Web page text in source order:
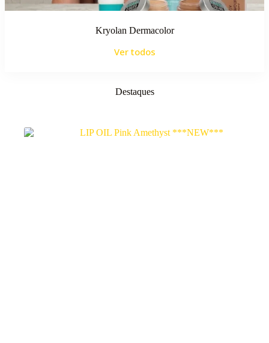
Kryolan Dermacolor
Ver todos
Destaques